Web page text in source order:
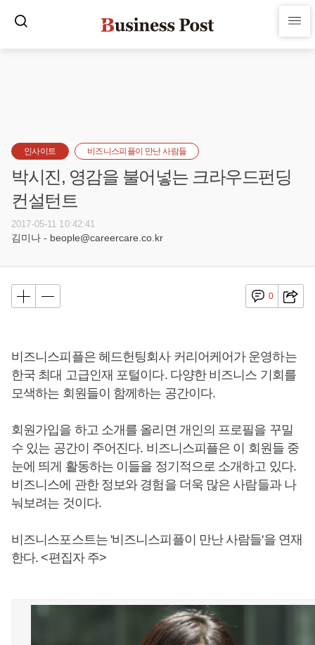
인사이트 비즈니스피플이 만난 사람들
박시진, 영감을 불어넣는 크라우드펀딩
컨설턴트
2017-05-11 10:42:41
김미나 - beople@careercare.co.kr
0
비즈니스피플은 헤드헌팅회사 커리어케어가 운영하는
한국 최대 고급인재 포털이다. 다양한 비즈니스 기회를
모색하는 회원들이 함께하는 공간이다.
회원가입을 하고 소개를 올리면 개인의 프로필을 꾸밀
수 있는 공간이 주어진다. 비즈니스피플은 이 회원들 중
눈에 띄게 활동하는 이들을 정기적으로 소개하고 있다.
비즈니스에 관한 정보와 경험을 더욱 많은 사람들과 나
눠보려는 것이다.
비즈니스포스트는 '비즈니스피플이 만난 사람들'을 연재
한다. <편집자 주>